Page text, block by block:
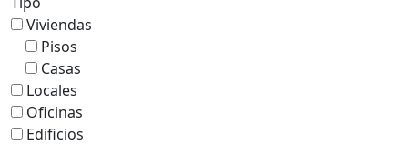
Viviendas
Pisos
Casas
Locales
Oficinas
Edificios